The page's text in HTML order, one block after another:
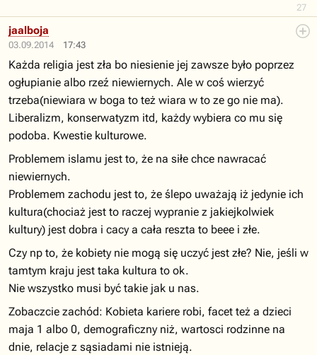
27
03.09.2014 17:43
jaalboja
Każda religia jest zła bo niesienie jej zawsze było poprzez
ogłupianie albo rzeź niewiernych. Ale w coś wierzyć
trzeba(niewiara w boga to też wiara w to ze go nie ma).
Liberalizm, konserwatyzm itd, każdy wybiera co mu się
podoba. Kwestie kulturowe.
Problemem islamu jest to, że na siłe chce nawracać
niewiernych.
Problemem zachodu jest to, że ślepo uważają iż jedynie ich
kultura(chociaż jest to raczej wypranie z jakiejkolwiek
kultury) jest dobra i cacy a cała reszta to beee i złe.
Czy np to, że kobiety nie mogą się uczyć jest złe? Nie, jeśli w
tamtym kraju jest taka kultura to ok.
Nie wszystko musi być takie jak u nas.
Zobaczcie zachód: Kobieta kariere robi, facet też a dzieci
maja 1 albo 0, demograficzny niż, wartosci rodzinne na
dnie, relacje z sąsiadami nie istnieją.